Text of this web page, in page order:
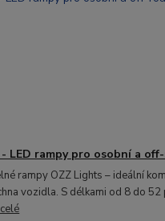
LED rampy pro osobní a
rampy OZZ Lights – ideální
vozidla. S délkami od 8 do 52